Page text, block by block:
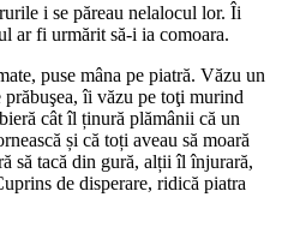
i se păreau nelalocul lor. Îi
ar fi urmărit să-i ia comoara.
puse mâna pe piatră. Văzu un
îi văzu pe toţi murind
cât îl ținură plămânii că un
și că toți aveau să moară
să tacă din gură, alții îl înjurară,
de disperare, ridică piatra